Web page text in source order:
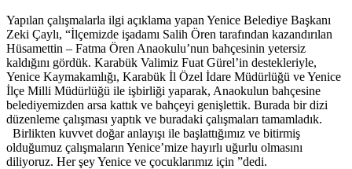
Yapılan çalışmalarla ilgi açıklama yapan Yenice Belediye Başkanı
Zeki Çaylı, “İlçemizde işadamı Salih Ören tarafından kazandırılan
Hüsamettin – Fatma Ören Anaokulu’nun bahçesinin yetersiz
kaldığını gördük. Karabük Valimiz Fuat Gürel’in destekleriyle,
Yenice Kaymakamlığı, Karabük İl Özel İdare Müdürlüğü ve Yenice
İlçe Milli Müdürlüğü ile işbirliği yaparak, Anaokulun bahçesine
belediyemizden arsa kattık ve bahçeyi genişlettik. Burada bir dizi
düzenleme çalışması yaptık ve buradaki çalışmaları tamamladık.
Birlikten kuvvet doğar anlayışı ile başlattığımız ve bitirmiş
olduğumuz çalışmaların Yenice’mize hayırlı uğurlu olmasını
diliyoruz. Her şey Yenice ve çocuklarımız için ”dedi.